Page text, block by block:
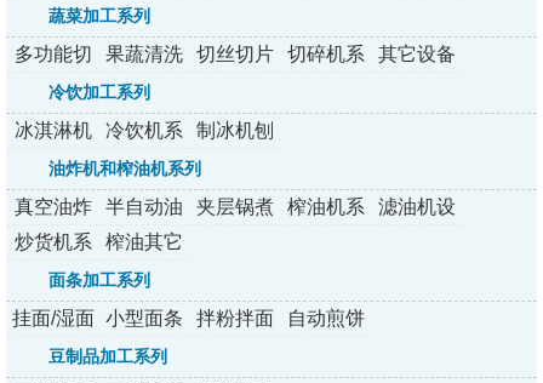
干房
房
蔬菜加工系列
多功能切
菜机
果蔬清洗
机
切丝切片
切碎机系
其它设备
冷饮加工系列
冰淇淋机
系列
冷饮机系
列
制冰机刨
油炸机和榨油机系列
真空油炸
机
半自动油
炸机
夹层锅煮
榨油机系
滤油机设
炒货机系
列
榨油其它
配套设备
面条加工系列
挂面/湿面
面条机
小型面条
机
拌粉拌面
自动煎饼
豆制品加工系列